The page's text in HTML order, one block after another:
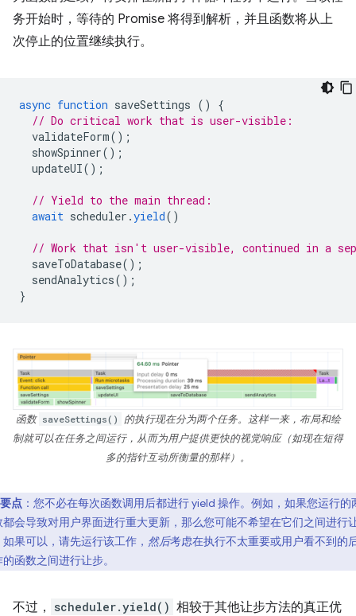
务开始时，等待的 Promise 将得到解析，并且函数将从上
次停止的位置继续执行。
async function saveSettings ()
{
// Do critical work that is user-visible:
validateForm();
showSpinner();
updateUI();
// Yield to the main thread:
await scheduler .yield()
// Work that isn't user-visible, continued in a
saveToDatabase();
sendAnalytics();
}
函数 saveSettings()
的执行现在分为两个任务。这样一来，布局和绘
制就可以在任务之间运行，从而为用户提供更快的视觉响应（如现在短得
多的指针互动所衡量的那样）。
要点 ：您不必在每次函数调用后都进行 yield 操作。例如，如果您运行的
都会导致对用户界面进行重大更新，那么您可能不希望在它们之间进行
果可以，请先运行该工作， 然后考虑在执行不太重要或用户看不到的
函数之间进行让步。
不过， scheduler.yield() 相较于其他让步方法的真正优